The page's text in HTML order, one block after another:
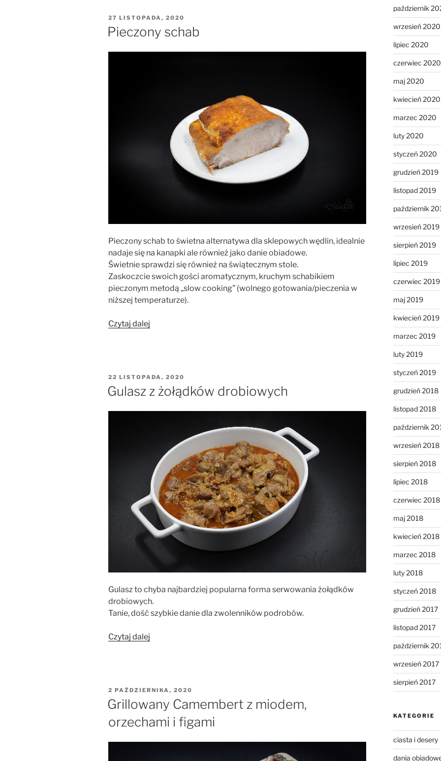
OPUBLIKOWANE
W
27 LISTOPADA, 2020
Pieczony schab
Pieczony schab to świetna alternatywa dla sklepowych wędlin, idealnie
nadaje się na kanapki ale również jako danie obiadowe.
Świetnie sprawdzi się również na świątecznym stole.
Zaskoczcie swoich gości aromatycznym, kruchym schabikiem
pieczonym metodą „slow cooking” (wolnego gotowania/pieczenia w
niższej temperaturze).
Czytaj dalej
OPUBLIKOWANE
W
22 LISTOPADA, 2020
Gulasz z żołądków drobiowych
Gulasz to chyba najbardziej popularna forma serwowania żołądków
drobiowych.
Tanie, dość szybkie danie dla zwolenników podrobów.
Czytaj dalej
OPUBLIKOWANE
W
2 PAŹDZIERNIKA, 2020
Grillowany Camembert z miodem,
orzechami i figami
październik
wrzesień 2020
lipiec 2020
czerwiec 2020
maj 2020
kwiecień 2020
marzec 2020
luty 2020
styczeń 2020
grudzień 2019
listopad 2019
październik
wrzesień 2019
sierpień 2019
lipiec 2019
czerwiec 2019
maj 2019
kwiecień 2019
marzec 2019
luty 2019
styczeń 2019
grudzień 2018
listopad 2018
październik
wrzesień 2018
sierpień 2018
lipiec 2018
czerwiec 2018
maj 2018
kwiecień 2018
marzec 2018
luty 2018
styczeń 2018
grudzień 2017
listopad 2017
październik
wrzesień 2017
sierpień 2017
KATEGORIE
ciasta i desery
dania